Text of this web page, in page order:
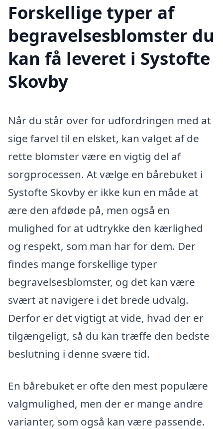
Forskellige typer af
begravelsesblomster du
kan få leveret i Systofte
Skovby
Når du står over for udfordringen med at
sige farvel til en elsket, kan valget af de
rette blomster være en vigtig del af
sorgprocessen. At vælge en bårebuket i
Systofte Skovby er ikke kun en måde at
ære den afdøde på, men også en
mulighed for at udtrykke den kærlighed
og respekt, som man har for dem. Der
findes mange forskellige typer
begravelsesblomster, og det kan være
svært at navigere i det brede udvalg.
Derfor er det vigtigt at vide, hvad der er
tilgængeligt, så du kan træffe den bedste
beslutning i denne svære tid.
En bårebuket er ofte den mest populære
valgmulighed, men der er mange andre
varianter, som også kan være passende.